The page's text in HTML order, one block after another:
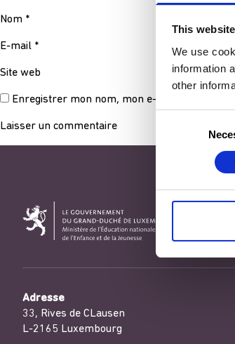
This
We use
information
other
Nom *
E-mail *
Site web
Enregistrer mon nom, mon e-mail et mon
Adresse
33, Rives de CLausen
L-2165 Luxembourg